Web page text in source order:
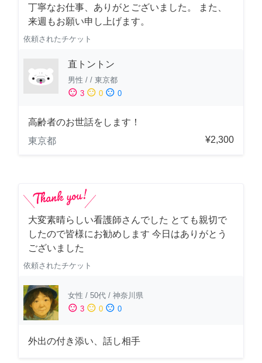
丁寧なお仕事、ありがとございました。 また、
来週もお願い申し上げます。
依頼されたチケット
直トントン
男性 / / 東京都
sentiment_satisfied 3 sentiment_neutral 0 sentiment_dissatisfied 0
高齢者のお世話をします！
東京都
¥2,300
大変素晴らしい看護師さんでした とても親切で
したので皆様にお勧めします 今日はありがとう
ございました
依頼されたチケット
女性 / 50代 / 神奈川県
sentiment_satisfied 3 sentiment_neutral 0 sentiment_dissatisfied 0
外出の付き添い、話し相手